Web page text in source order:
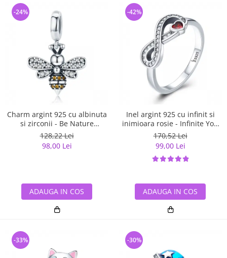
Charm argint 925 cu albinuta
si zirconii - Be Nature
PST0143
128,22 Lei
98,00 Lei
-24%
ADAUGA IN COS
Inel argint 925 cu infinit si
inimioara rosie - Infinite You
IST0062
170,52 Lei
99,00 Lei
-42%
ADAUGA IN COS
-33% -30%